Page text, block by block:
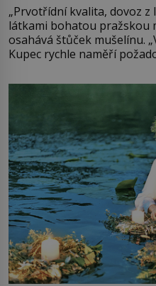
„Prvotřídní kvalita, dovoz z
látkami bohatou pražskou
osahává štůček mušelínu.
Kupec rychle naměří
milostpaní. Stačí jenom na
množství růžového
Vezme do ruky dřevěnou